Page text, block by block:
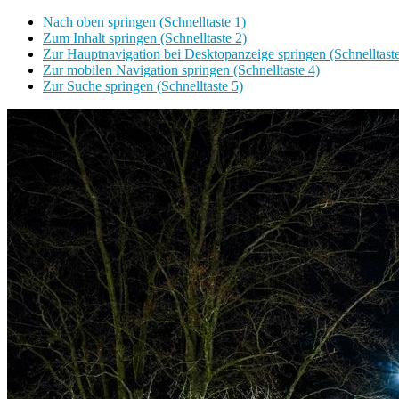
Nach oben springen (Schnelltaste 1)
Zum Inhalt springen (Schnelltaste 2)
Zur Hauptnavigation bei Desktopanzeige springen
Zur mobilen Navigation springen (Schnelltaste 4)
Zur Suche springen (Schnelltaste 5)